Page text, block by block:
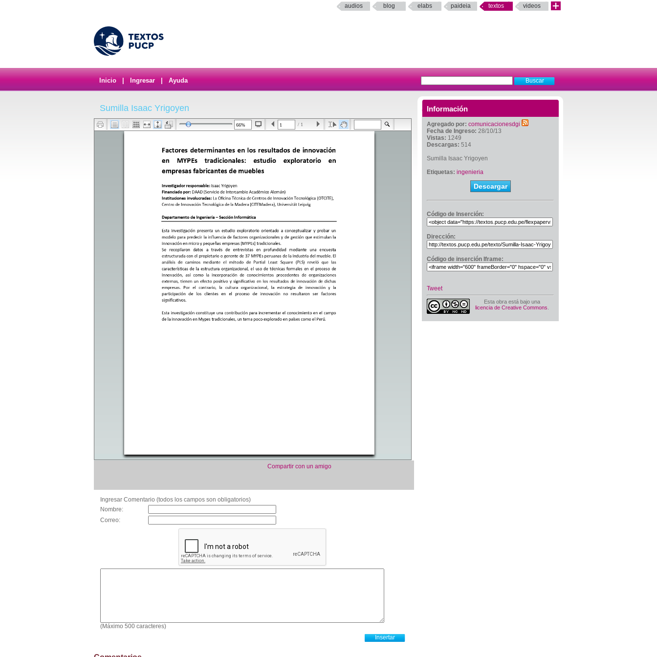
audios blog elabs paideia textos videos
Inicio Ingresar Ayuda
Información
Agregado por: comunicacionesdgi
Fecha de Ingreso: 28/10/13
Vistas: 1249
Descargas: 514
Sumilla Isaac Yrigoyen
Etiquetas: ingenieria
Descargar
Código de Inserción:
Dirección:
Código de inserción Iframe:
Tweet
Esta obra está bajo una
licencia de Creative Commons
Sumilla Isaac Yrigoyen
/ 1
Compartir con un amigo
Ingresar Comentario (todos los campos son obligatorios)
Nombre:
Correo:
(Máximo 500 caracteres)